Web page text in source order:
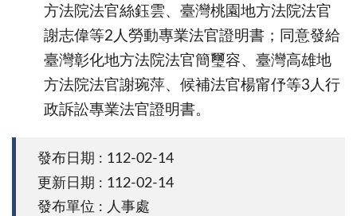
方法院法官絲鈺雲、臺灣桃園地方法院法官
謝志偉等2人勞動專業法官證明書；同意發給
臺灣彰化地方法院法官簡璽容、臺灣高雄地
方法院法官謝琬萍、候補法官楊甯伃等3人行
政訴訟專業法官證明書。
發布日期 : 112-02-14
更新日期 : 112-02-14
發布單位 : 人事處